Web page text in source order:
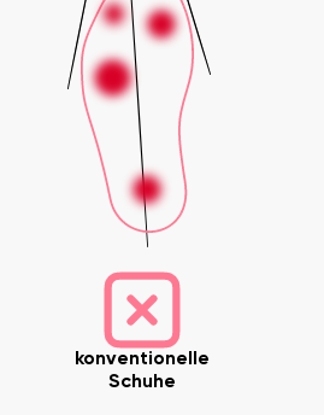
konventionelle
Schuhe